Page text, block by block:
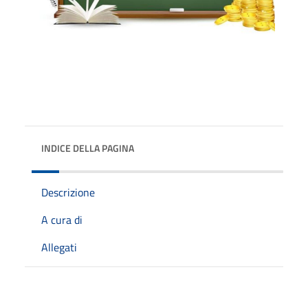
INDICE DELLA PAGINA
Descrizione
A cura di
Allegati